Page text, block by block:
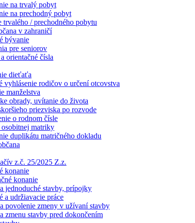
na trvalý pobyt
na prechodný pobyt
trvalého / prechodného pobytu
v zahraničí
bývanie
pre seniorov
orientačné čísla
dieťaťa
vyhlásenie rodičov o určení otcovstva
manželstva
obrady, uvítanie do života
priezviska po rozvode
o rodnom čísle
osobitnej matriky
duplikátu matričného dokladu
z.č. 25/2025 Z.z.
konanie
konanie
jednoduché stavby, prípojky
a udržiavacie práce
povolenie zmeny v užívaní stavby
zmenu stavby pred dokončením